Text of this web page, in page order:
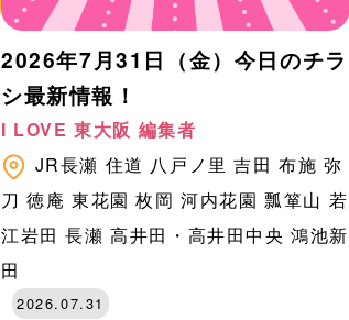
2026年7月31日（金）今日のチラ
シ最新情報！
I LOVE 東大阪 編集者
JR長瀬 住道 八戸ノ里 吉田 布施 弥
刀 徳庵 東花園 枚岡 河内花園 瓢箪山 若
江岩田 長瀬 高井田・高井田中央 鴻池新
田
2026.07.31